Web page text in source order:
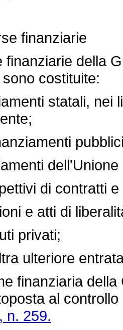
finanziarie
della
costituite:
statali, nei
dell'Unione
di contratti e
e atti di
privati;
ulteriore
finanziaria della
al
n. 259.